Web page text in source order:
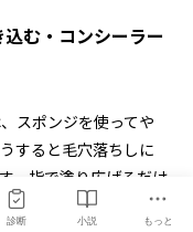
む・コンシーラー
スポンジを使ってや
すると毛穴落ちしに
。指で塗り広げるだけ
るのがポイントで
診断 小説 もっと